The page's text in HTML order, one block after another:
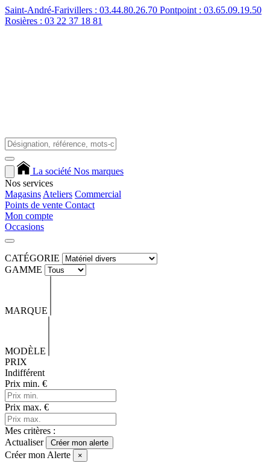
Saint-André-Farivillers : 03.44.80.26.70 Pontpoint : 03.65.09.19.50
Rosières : 03 22 37 18 81
La société Nos marques
Nos services
Magasins Ateliers Commercial
Points de vente Contact
Mon compte
Occasions
CATÉGORIE
GAMME
MARQUE
MODÈLE
PRIX
Indifférent
Prix min. €
Prix max. €
Mes critères :
Actualiser
Créer mon alerte
Créer mon Alerte ×